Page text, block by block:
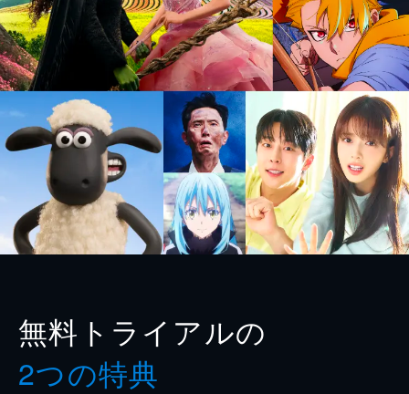
無料トライアルの
2つの特典